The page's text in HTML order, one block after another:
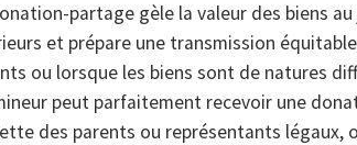
partage gèle la valeur des biens
et prépare une transmission
ou lorsque les biens sont de natures
peut parfaitement recevoir une
des parents ou représentants légaux,